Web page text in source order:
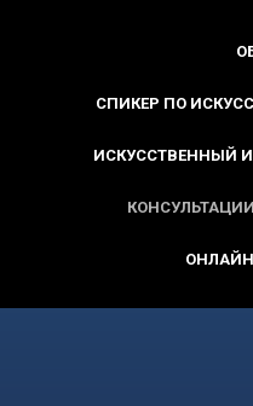
СПИКЕР ПО
ИСКУССТВЕННЫЙ